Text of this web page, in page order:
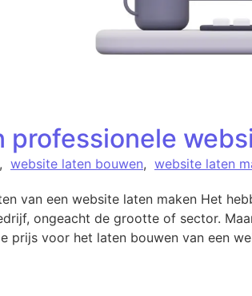
professionele
, website laten bouwen, website laten
van een website laten maken Het
ongeacht de grootte of sector.
prijs voor het laten bouwen van een